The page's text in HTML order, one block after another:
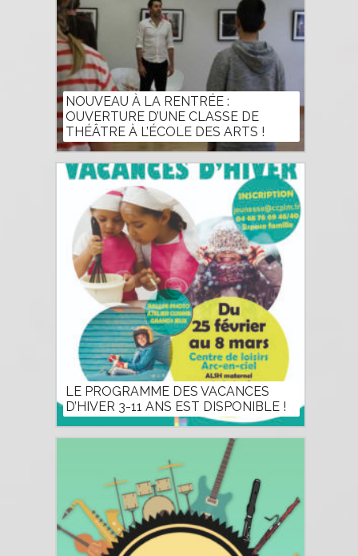
NOUVEAU À LA RENTRÉE :
OUVERTURE D’UNE CLASSE DE
THÉÂTRE À L’ÉCOLE DES ARTS !
LE PROGRAMME DES VACANCES
D’HIVER 3-11 ANS EST DISPONIBLE !